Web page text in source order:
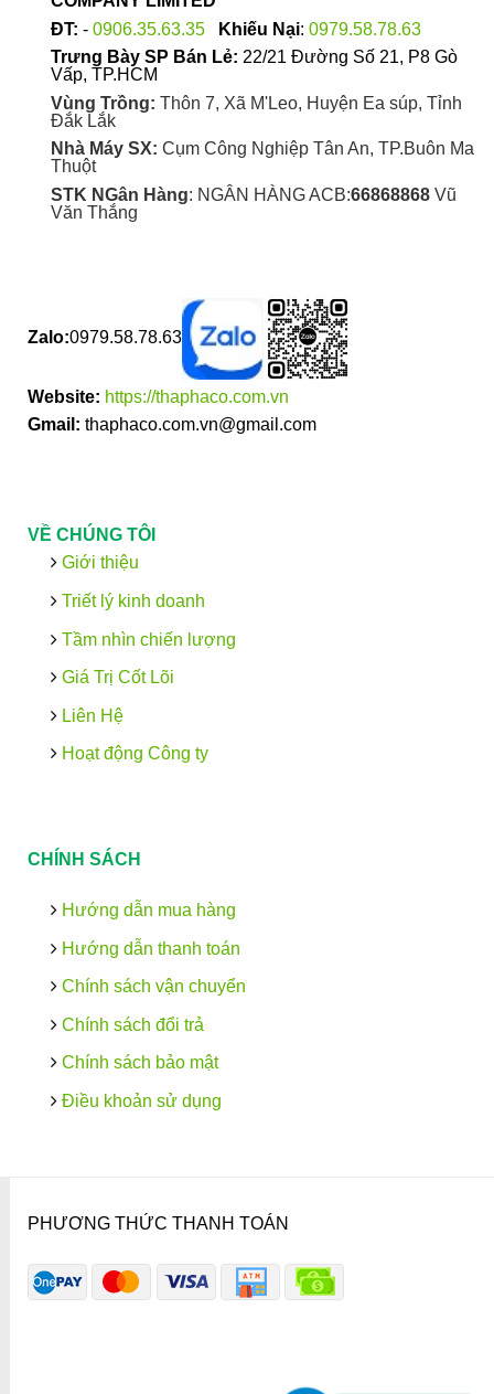
ĐT: - 0906.35.63.35 Khiếu Nại: 0979.58.78.63
Trưng Bày SP Bán Lẻ: 22/21 Đường Số 21, P8 Gò
Vấp, TP.HCM
Vùng Trồng: Thôn 7, Xã M'Leo, Huyện Ea súp, Tỉnh
Đắk Lắk
Nhà Máy SX: Cụm Công Nghiệp Tân An, TP.Buôn Ma
Thuột
STK NGân Hàng: NGÂN HÀNG ACB:66868868Vũ
Văn Thắng
Zalo:0979.58.78.63
Website: https://thaphaco.com.vn
Gmail: thaphaco.com.vn@gmail.com
VỀ CHÚNG TÔI
Giới thiệu
Triết lý kinh doanh
Tầm nhìn chiến lượng
Giá Trị Cốt Lõi
Liên Hệ
Hoạt động Công ty
CHÍNH SÁCH
Hướng dẫn mua hàng
Hướng dẫn thanh toán
Chính sách vận chuyển
Chính sách đổi trả
Chính sách bảo mật
Điều khoản sử dụng
PHƯƠNG THỨC THANH TOÁN